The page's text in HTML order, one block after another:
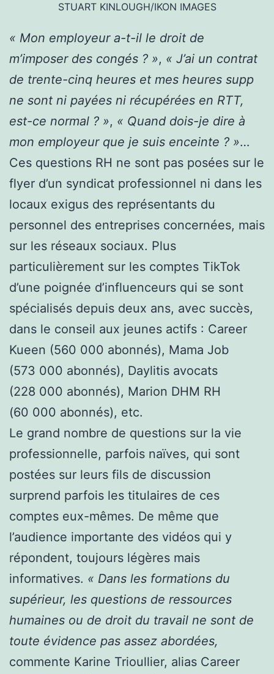
STUART KINLOUGH/IKON IMAGES
« Mon employeur a-t-il le droit de
m’imposer des congés ? », « J’ai un contrat
de trente-cinq heures et mes heures supp
ne sont ni payées ni récupérées en RTT,
est-ce normal ? », « Quand dois-je dire à
mon employeur que je suis enceinte ? »…
Ces questions RH ne sont pas posées sur le
flyer d’un syndicat professionnel ni dans les
locaux exigus des représentants du
personnel des entreprises concernées, mais
sur les réseaux sociaux. Plus
particulièrement sur les comptes TikTok
d’une poignée d’influenceurs qui se sont
spécialisés depuis deux ans, avec succès,
dans le conseil aux jeunes actifs : Career
Kueen (560 000 abonnés), Mama Job
(573 000 abonnés), Daylitis avocats
(228 000 abonnés), Marion DHM RH
(60 000 abonnés), etc.
Le grand nombre de questions sur la vie
professionnelle, parfois naïves, qui sont
postées sur leurs fils de discussion
surprend parfois les titulaires de ces
comptes eux-mêmes. De même que
l’audience importante des vidéos qui y
répondent, toujours légères mais
informatives. « Dans les formations du
supérieur, les questions de ressources
humaines ou de droit du travail ne sont de
toute évidence pas assez abordées,
commente Karine Trioullier, alias Career